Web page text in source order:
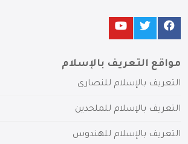
مواقع التعريف بالإسلام
التعريف بالإسلام للنصارى
التعريف بالإسلام للملحدين
التعريف بالإسلام للهندوس